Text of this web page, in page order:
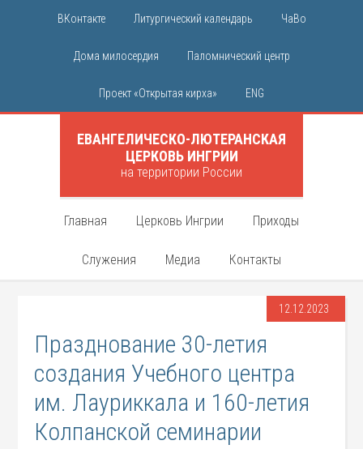
ВКонтакте Литургический календарь ЧаВо
Дома милосердия Паломнический центр
Проект «Открытая кирха» ENG
ЕВАНГЕЛИЧЕСКО-ЛЮТЕРАНСКАЯ
ЦЕРКОВЬ ИНГРИИ
на территории России
Главная Церковь Ингрии Приходы
Служения Медиа Контакты
12.12.2023
Празднование 30-летия
создания Учебного центра
им. Лауриккала и 160-летия
Колпанской семинарии